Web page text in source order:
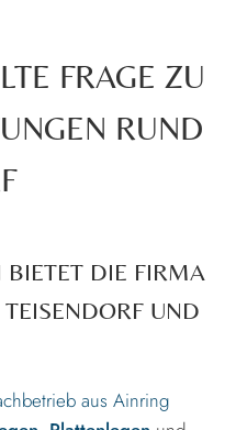
FRAGE ZU
RUND
BIETET DIE FIRMA
UND
aus Ainring